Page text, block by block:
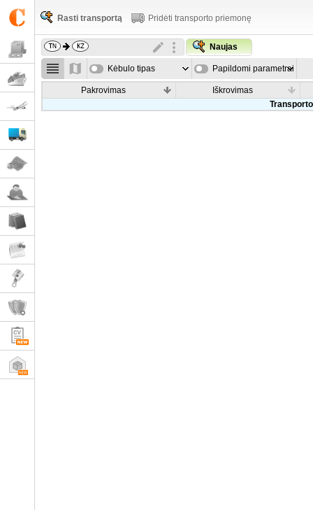
Rasti transportą Pridėti transporto priemonę
Naujas
Kėbulo tipas Papildomi parametrai
Pakrovimas
Iškrovimas